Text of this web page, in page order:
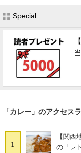
Special
「カレー」のアクセス
1
【関
の「レ